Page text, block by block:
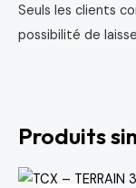
Seuls les clients
possibilité de
Produits
Le